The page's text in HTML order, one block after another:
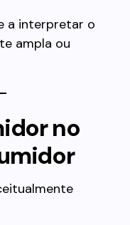
a interpretar o
ampla ou
no